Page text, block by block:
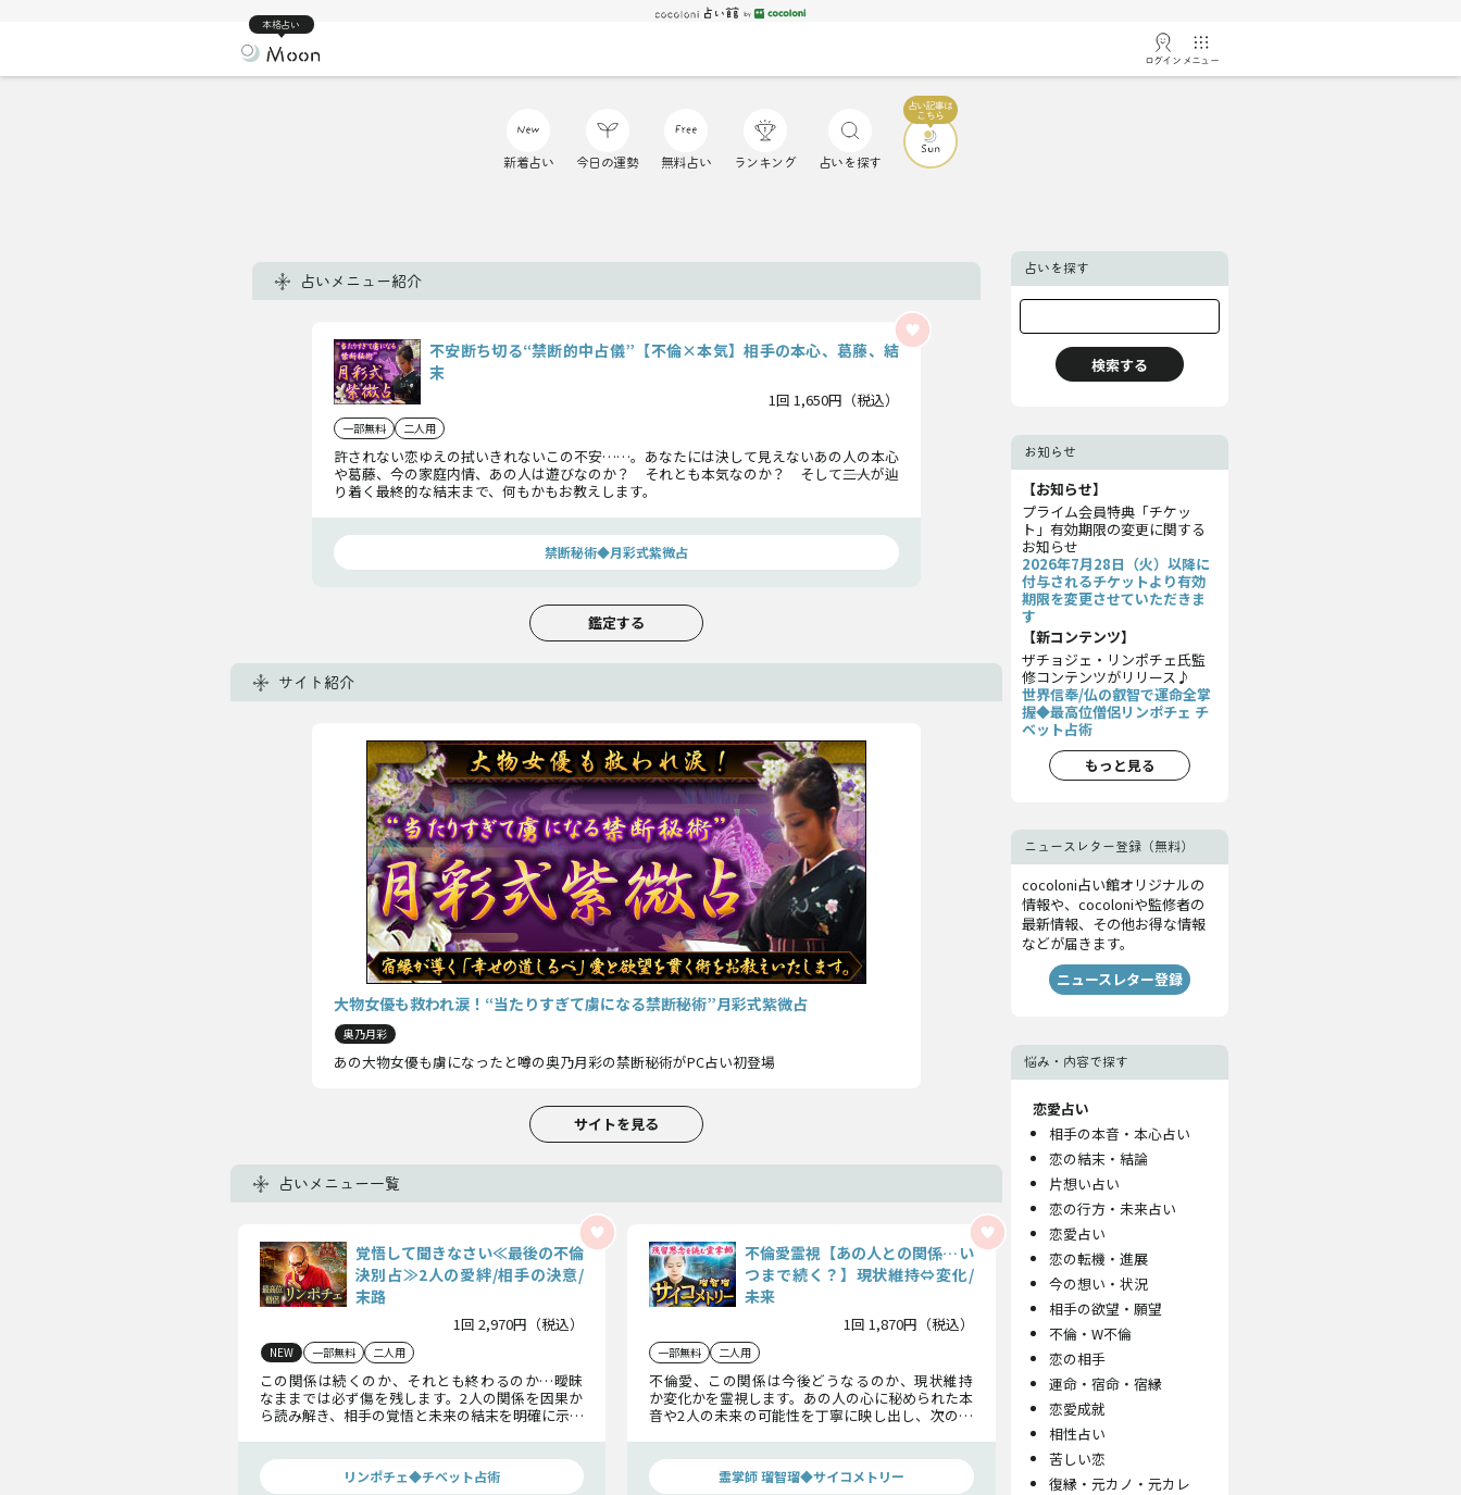
本格占い
ログイン メニュー
新着占い 今日の運勢 無料占い ランキング 占いを探す
占いメニュー紹介
不安断ち切る“禁断的中占儀”【不倫×本気】相手の本心、葛藤、結
末
1回 1,650円（税込）
一部無料 二人用
許されない恋ゆえの拭いきれないこの不安……。あなたには決して見えないあの人の本心
や葛藤、今の家庭内情、あの人は遊びなのか？ それとも本気なのか？ そして――二人が辿
り着く最終的な結末まで、何もかもお教えします。
禁断秘術◆月彩式紫微占
鑑定する
サイト紹介
大物女優も救われ涙！“当たりすぎて虜になる禁断秘術”月彩式紫微占
奥乃月彩
あの大物女優も虜になったと噂の奥乃月彩の禁断秘術がPC占い初登場
サイトを見る
占いメニュー一覧
覚悟して聞きなさい≪最後の不倫
決別占≫2人の愛絆/相手の決意/
末路
1回 2,970円（税込）
NEW 一部無料 二人用
この関係は続くのか、それとも終わるのか…曖昧
なままでは必ず傷を残します。2人の関係を因果か
ら読み解き、相手の覚悟と未来の結末を明確に示し
リンポチェ◆チベット占術
不倫愛霊視【あの人との関係…い
つまで続く？】現状維持⇔変化/
未来
1回 1,870円（税込）
一部無料 二人用
不倫愛、この関係は今後どうなるのか、現状維持
か変化かを霊視します。あの人の心に秘められた本
音や2人の未来の可能性を丁寧に映し出し、次の行
霊掌師 瑠智瑠◆サイコメトリー
占いを探す
お知らせ
【お知らせ】
プライム会員特典「チケッ
ト」有効期限の変更に関する
お知らせ
2026年7月28日（火）以降に
付与されるチケットより有効
期限を変更させていただきま
す
【新コンテンツ】
ザチョジェ・リンポチェ氏監
修コンテンツがリリース♪
世界信奉/仏の叡智で運命全掌
握◆最高位僧侶リンポチェ チ
ベット占術
もっと見る
ニュースレター登録（無料）
cocoloni占い館オリジナルの
情報や、cocoloniや監修者の
最新情報、その他お得な情報
などが届きます。
ニュースレター登録
悩み・内容で探す
恋愛占い
相手の本音・本心占い
恋の結末・結論
片想い占い
恋の行方・未来占い
恋愛占い
恋の転機・進展
今の想い・状況
相手の欲望・願望
不倫・W不倫
恋の相手
運命・宿命・宿縁
恋愛成就
相性占い
苦しい恋
復縁・元カノ・元カレ